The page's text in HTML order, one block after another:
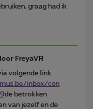
graag had ik
FreyaVR
volgende link
inbox/con
de betrokken
van jezelf en de